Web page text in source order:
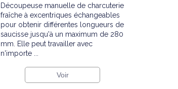
Découpeuse manuelle de charcuterie
fraîche à excentriques échangeables
pour obtenir différentes longueurs de
saucisse jusqu'à un maximum de 280
mm. Elle peut travailler avec
n'importe ...
Voir